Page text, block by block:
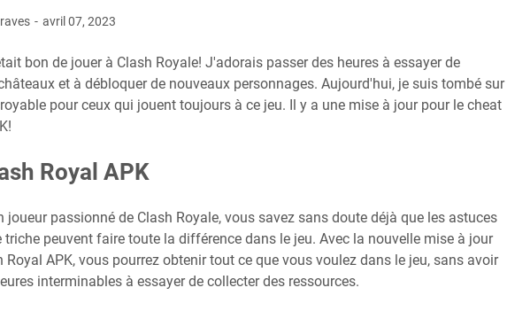
avril 07, 2023
bon de jouer à Clash Royale! J'adorais passer des heures à essayer de
et à débloquer de nouveaux personnages. Aujourd'hui, je suis tombé sur
pour ceux qui jouent toujours à ce jeu. Il y a une mise à jour pour le cheat
Royal APK
joueur passionné de Clash Royale, vous savez sans doute déjà que les astuces
triche peuvent faire toute la différence dans le jeu. Avec la nouvelle mise à jour
Royal APK, vous pourrez obtenir tout ce que vous voulez dans le jeu, sans avoir
interminables à essayer de collecter des ressources.